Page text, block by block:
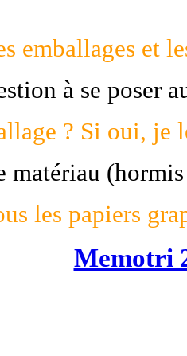
emballages et
à se poser
? Si oui, je
matériau
les papiers
Memotri